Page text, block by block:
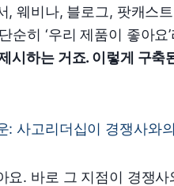
, 웨비나, 블로그, 팟캐스
순히 ‘우리 제품이 좋아
시하는 거죠. 이렇게 구축
: 사고리더십이 경쟁사와
요. 바로 그 지점이 경쟁